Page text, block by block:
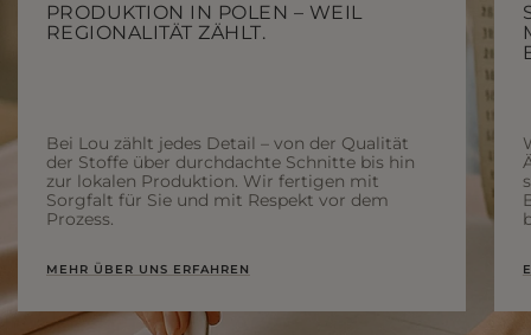
PRODUKTION IN POLEN – WEIL
REGIONALITÄT ZÄHLT.
Bei Lou zählt jedes Detail – von der Qualität
der Stoffe über durchdachte Schnitte bis hin
zur lokalen Produktion. Wir fertigen mit
Sorgfalt für Sie und mit Respekt vor dem
Prozess.
MEHR ÜBER UNS ERFAHREN